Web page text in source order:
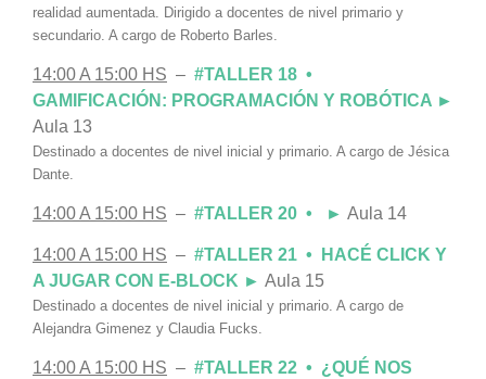
realidad aumentada. Dirigido a docentes de nivel primario y
secundario. A cargo de Roberto Barles.
14:00 A 15:00 HS – #TALLER 18 •
GAMIFICACIÓN: PROGRAMACIÓN Y ROBÓTICA ►
Aula 13
Destinado a docentes de nivel inicial y primario. A cargo de Jésica
Dante.
14:00 A 15:00 HS – #TALLER 20 • ► Aula 14
14:00 A 15:00 HS – #TALLER 21 • HACÉ CLICK Y
A JUGAR CON E-BLOCK ► Aula 15
Destinado a docentes de nivel inicial y primario. A cargo de
Alejandra Gimenez y Claudia Fucks.
14:00 A 15:00 HS – #TALLER 22 • ¿QUÉ NOS